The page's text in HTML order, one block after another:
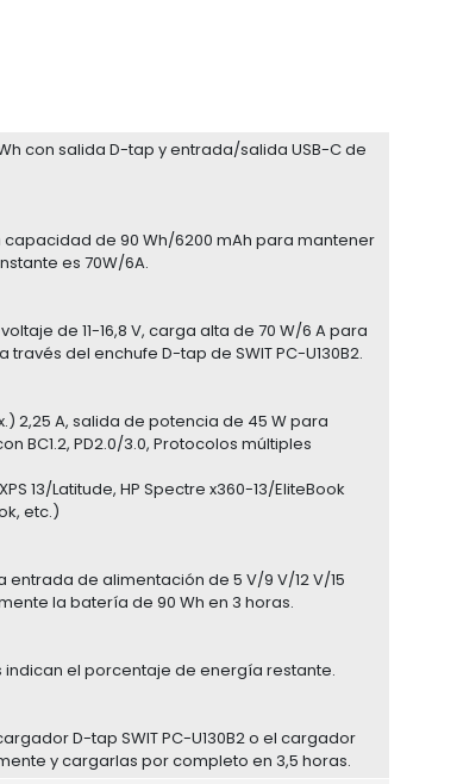
con salida D-tap y entrada/salida USB-C de
capacidad de 90 Wh/6200 mAh para mantener
es 70W/6A.
de 11-16,8 V, carga alta de 70 W/6 A para
del enchufe D-tap de SWIT PC-U130B2.
2,25 A, salida de potencia de 45 W para
BC1.2, PD2.0/3.0, Protocolos múltiples
13/Latitude, HP Spectre x360-13/EliteBook
etc.)
de alimentación de 5 V/9 V/12 V/15
la batería de 90 Wh en 3 horas.
indican el porcentaje de energía restante.
D-tap SWIT PC-U130B2 o el cargador
y cargarlas por completo en 3,5 horas.